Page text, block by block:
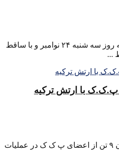
چالش ها در مرز سوریه و ترکیه روز سه شنبه ۲۴ نوامبر و با ساقط
...
پ.ک.ک با ارتش ترکیه
منابع خبری ترکیه از کشته شدن ۹ تن از اعضای پ ک ک در عملیات